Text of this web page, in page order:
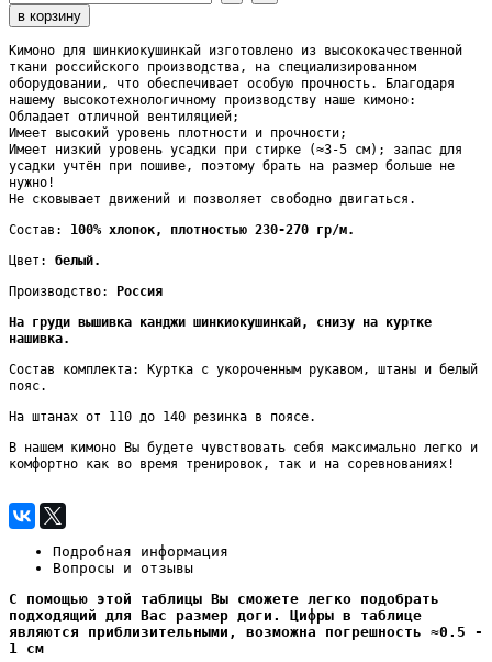
Кимоно для шинкиокушинкай изготовлено из высококачественной
ткани российского производства, на специализированном
оборудовании, что обеспечивает особую прочность. Благодаря
нашему высокотехнологичному производству наше кимоно:
Обладает отличной вентиляцией;
Имеет высокий уровень плотности и прочности;
Имеет низкий уровень усадки при стирке (≈3-5 см); запас для
усадки учтён при пошиве, поэтому брать на размер больше не
нужно!
Не сковывает движений и позволяет свободно двигаться.
Состав: 100% хлопок, плотностью 230-270 гр/м.
Цвет: белый.
Производство: Россия
На груди вышивка канджи шинкиокушинкай, снизу на куртке
нашивка.
Состав комплекта: Куртка с укороченным рукавом, штаны и белый
пояс.
На штанах от 110 до 140 резинка в поясе.
В нашем кимоно Вы будете чувствовать себя максимально легко и
комфортно как во время тренировок, так и на соревнованиях!
Подробная информация
Вопросы и отзывы
С помощью этой таблицы Вы сможете легко подобрать
подходящий для Вас размер доги. Цифры в таблице
являются приблизительными, возможна погрешность ≈0.5 -
1 см